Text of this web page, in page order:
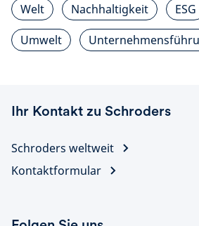
Welt Nachhaltigkeit ESG
Umwelt
Ihr Kontakt zu Schroders
Schroders weltweit
Kontaktformular